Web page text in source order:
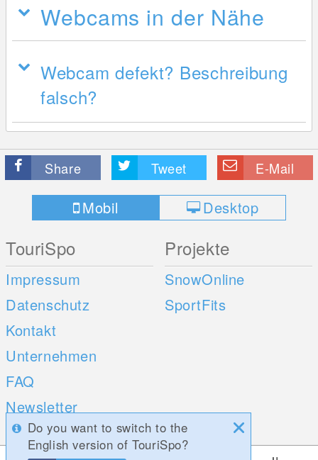
Webcams in der Nähe
Webcam defekt? Beschreibung
falsch?
Share Tweet E-Mail
Mobil Desktop
TouriSpo
Impressum
Datenschutz
Kontakt
Unternehmen
FAQ
Newsletter
Umfragen
Projekte
SnowOnline
SportFits
Do you want to switch to the
English version of TouriSpo?